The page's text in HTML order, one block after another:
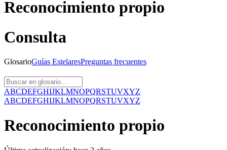
Reconocimiento propio
Consulta
GlosarioGuías EstelaresPreguntas frecuentes
ABCDEFGHIJKLMNOPQRSTUVXYZ
ABCDEFGHIJKLMNOPQRSTUVXYZ
Reconocimiento propio